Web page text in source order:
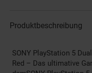
Produktbeschreibung
SONY PlayStation 5
Red – Das ultimative